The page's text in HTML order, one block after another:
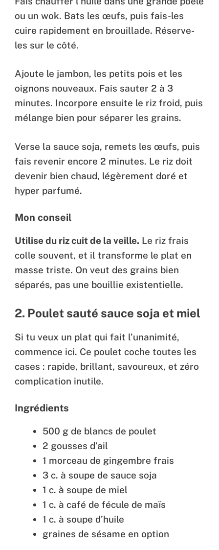
ou un wok. Bats les œufs, puis fais-les
cuire rapidement en brouillade. Réserve-
les sur le côté.
Ajoute le jambon, les petits pois et les
oignons nouveaux. Fais sauter 2 à 3
minutes. Incorpore ensuite le riz froid, puis
mélange bien pour séparer les grains.
Verse la sauce soja, remets les œufs, puis
fais revenir encore 2 minutes. Le riz doit
devenir bien chaud, légèrement doré et
hyper parfumé.
Mon conseil
Utilise du riz cuit de la veille. Le riz frais
colle souvent, et il transforme le plat en
masse triste. On veut des grains bien
séparés, pas une bouillie existentielle.
2. Poulet sauté sauce soja et miel
Si tu veux un plat qui fait l’unanimité,
commence ici. Ce poulet coche toutes les
cases : rapide, brillant, savoureux, et zéro
complication inutile.
Ingrédients
500 g de blancs de poulet
2 gousses d’ail
1 morceau de gingembre frais
3 c. à soupe de sauce soja
1 c. à soupe de miel
1 c. à café de fécule de maïs
1 c. à soupe d’huile
graines de sésame en option